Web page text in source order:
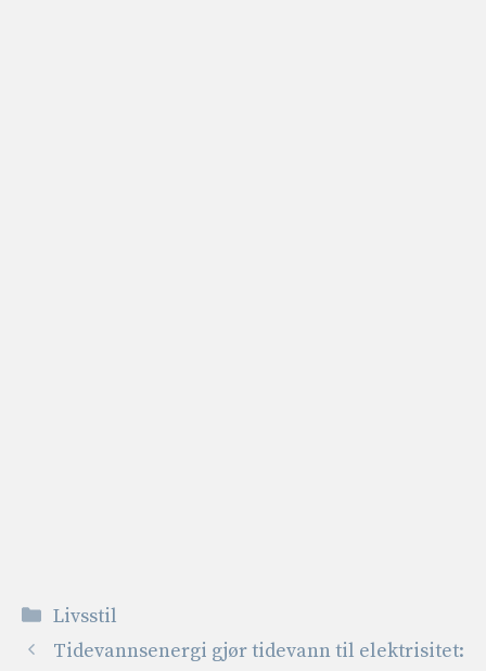
Kategorier
Livsstil
Tidevannsenergi gjør tidevann til elektrisitet: